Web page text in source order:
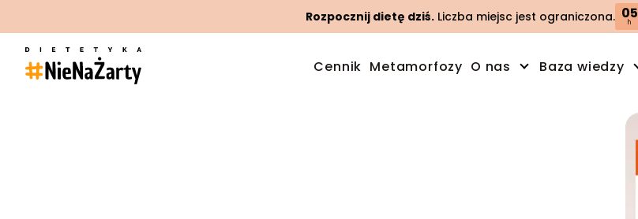
Rozpocznij dietę dziś. Liczba miejsc jest ograniczona. 05
h
Cennik Metamorfozy O nas Baza wiedzy